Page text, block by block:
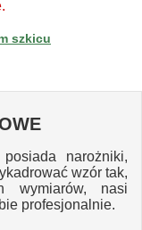
szkicu
narożniki,
wzór tak,
wymiarów, nasi
profesjonalnie.